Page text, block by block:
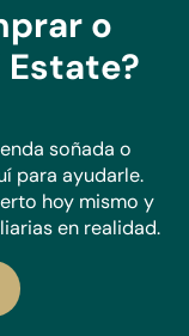
o
Estate?
soñada o
para ayudarle.
hoy mismo y
en realidad.